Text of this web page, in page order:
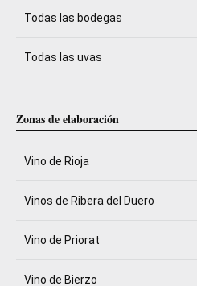
Todas las bodegas
Todas las uvas
Zonas de elaboración
Vino de Rioja
Vinos de Ribera del Duero
Vino de Priorat
Vino de Bierzo